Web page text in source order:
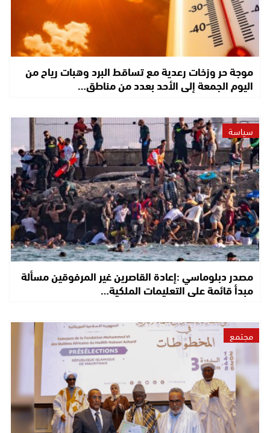
موجة حر وزخات رعدية مع تساقط البرد وهبات رياح من
اليوم الجمعة إلى الأحد بعدد من مناطق…
سياسة
مصدر دبلوماسي :إعادة القاصرين غير المرفوقين مسألة
مبدأ قائمة على التعليمات الملكية…
مجتمع